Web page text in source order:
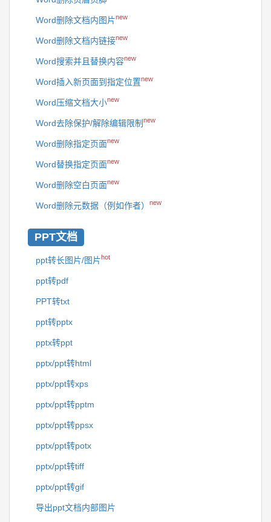
Word删除文档内图片new
Word删除文档内链接new
Word搜索并且替换内容new
Word插入新页面到指定位置new
Word压缩文档大小new
Word去除保护/解除编辑限制new
Word删除指定页面new
Word替换指定页面new
Word删除空白页面new
Word删除元数据（例如作者） new
PPT文档
ppt转长图片/图片hot
ppt转pdf
PPT转txt
ppt转pptx
pptx转ppt
pptx/ppt转html
pptx/ppt转xps
pptx/ppt转pptm
pptx/ppt转ppsx
pptx/ppt转potx
pptx/ppt转tiff
pptx/ppt转gif
导出ppt文档内部图片